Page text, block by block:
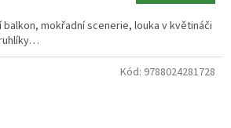
mokřadní scenerie, louka v květináči
Kód: 9788024281728